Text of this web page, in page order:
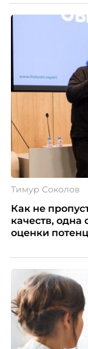
Тимур Соколов
Как не
качеств,
оценки